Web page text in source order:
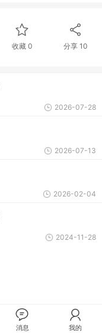
收藏 0 分享 10
2026-07-28
2026-07-13
2026-02-04
2024-11-28
消息 我的